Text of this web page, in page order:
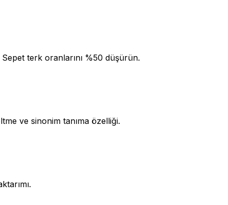
terk oranlarını %50 düşürün.
ve sinonim tanıma özelliği.